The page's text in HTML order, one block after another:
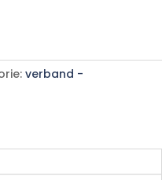
verband -